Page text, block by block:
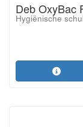
Deb OxyBac
Hygiënische